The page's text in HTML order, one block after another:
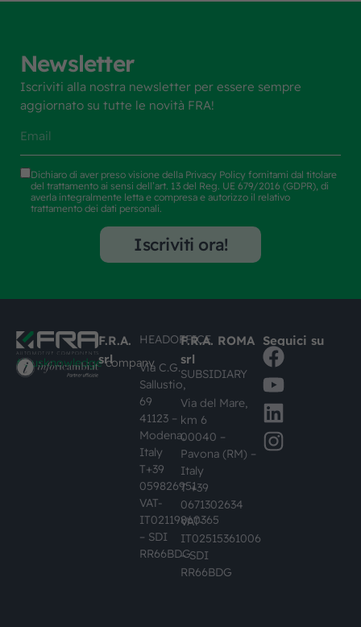
Newsletter
Iscriviti alla nostra newsletter per essere sempre
aggiornato su tutte le novità FRA!
Dichiaro di aver preso visione della Privacy Policy fornitami dal titolare
del trattamento ai sensi dell’art. 13 del Reg. UE 679/2016 (GDPR), di
averla integralmente letta e compresa e autorizzo il relativo
trattamento dei dati personali.
Iscriviti ora!
#busknowledgecompany
F.R.A.
srl
HEADOFFICE
Via C.G.
Sallustio,
69
41123 –
Modena,
Italy
T+39
059826951
VAT-
IT02119860365
– SDI
RR66BDG
F.R.A. ROMA
srl
SUBSIDIARY
Via del Mare,
km 6
00040 –
Pavona (RM) –
Italy
T +39
0671302634
VAT-
IT02515361006
– SDI
RR66BDG
Seguici su